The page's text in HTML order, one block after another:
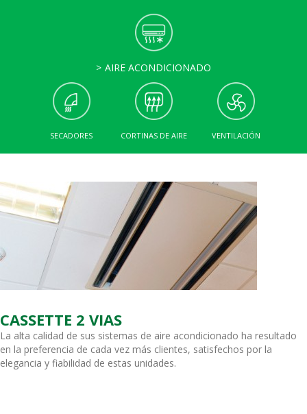
AIRE ACONDICIONADO
SECADORES CORTINAS DE AIRE VENTILACIÓN
CASSETTE 2 VIAS
La alta calidad de sus sistemas de aire acondicionado ha resultado
en la preferencia de cada vez más clientes, satisfechos por la
elegancia y fiabilidad de estas unidades.